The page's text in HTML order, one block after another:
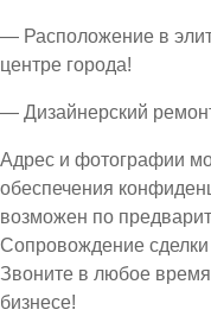
— Расположение в
центре города!
— Дизайнерский
Адрес и фотографии
обеспечения
возможен по
Сопровождение сделки
Звоните в любое
бизнесе!